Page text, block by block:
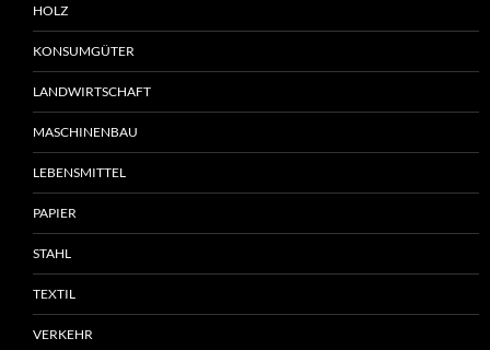
HOLZ
KONSUMGÜTER
LANDWIRTSCHAFT
MASCHINENBAU
LEBENSMITTEL
PAPIER
STAHL
TEXTIL
VERKEHR